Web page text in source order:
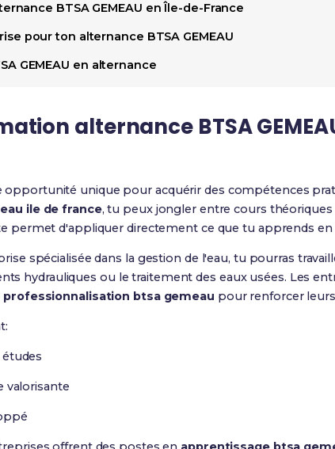
BTSA GEMEAU en Île-de-France
pour ton alternance BTSA GEMEAU
GEMEAU en alternance
alternance BTSA
opportunité unique pour acquérir des compétences
ile de france, tu peux jongler entre cours
permet d'appliquer directement ce que tu apprends en
spécialisée dans la gestion de l'eau, tu pourras
hydrauliques ou le traitement des eaux usées. Les
btsa gemeau pour renforcer
valorisante